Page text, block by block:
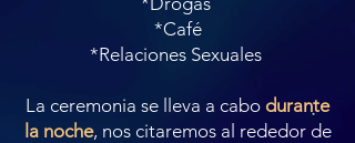
*Café
*Relaciones Sexuales
La ceremonia se lleva a cabo durante
la noche, nos citaremos al rededor de